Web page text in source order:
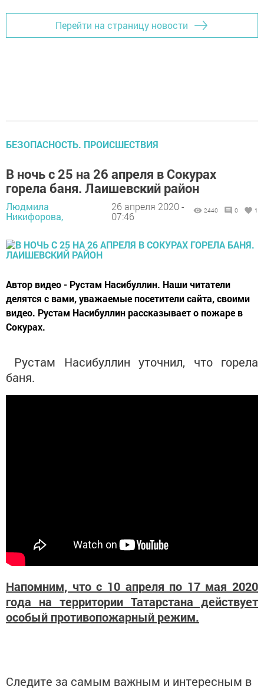
Перейти на страницу новости
БЕЗОПАСНОСТЬ. ПРОИСШЕСТВИЯ
В ночь с 25 на 26 апреля в Сокурах
горела баня. Лаишевский район
Людмила
Никифорова,
26 апреля 2020 -
07:46
2440 0 1
Автор видео - Рустам Насибуллин. Наши читатели
делятся с вами, уважаемые посетители сайта, своими
видео. Рустам Насибуллин рассказывает о пожаре в
Сокурах.
Рустам Насибуллин уточнил, что горела
баня.
Напомним, что с 10 апреля по 17 мая 2020
года на территории Татарстана действует
особый противопожарный режим.
Следите за самым важным и интересным в